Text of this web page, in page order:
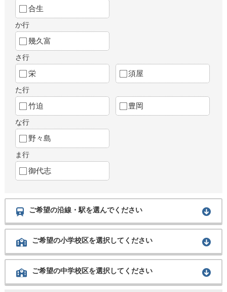
合生
か行
幾久富
さ行
栄 須屋
た行
竹迫 豊岡
な行
野々島
ま行
御代志
ご希望の沿線・駅を選んでください
ご希望の小学校区を選択してください
ご希望の中学校区を選択してください